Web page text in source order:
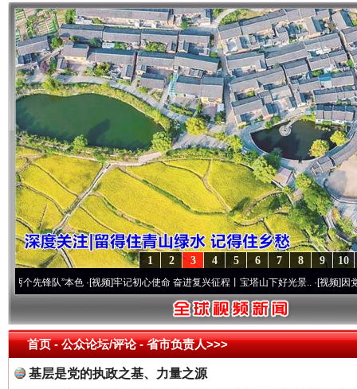
10
9
8
7
6
5
4
3
2
1
锋队”本色·[视频]牢记初心使命 奋进复兴征程丨宝塔山下好光景..·[视频]因党而生
首页- 公众论坛/评论 -省市负责人>>>
基层是党的执政之基、力量之源